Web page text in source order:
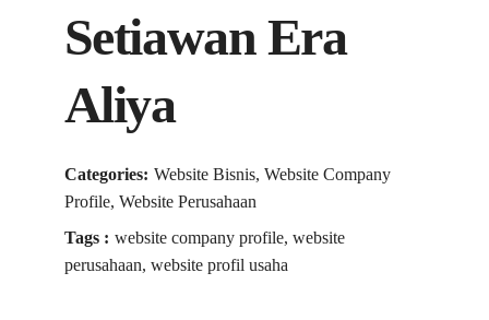
Setiawan Era
Aliya
Categories: Website Bisnis, Website Company
Profile, Website Perusahaan
Tags : website company profile, website
perusahaan, website profil usaha